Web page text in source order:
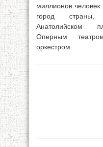
миллионов
город страны,
Анатолийском
Оперным
оркестром.